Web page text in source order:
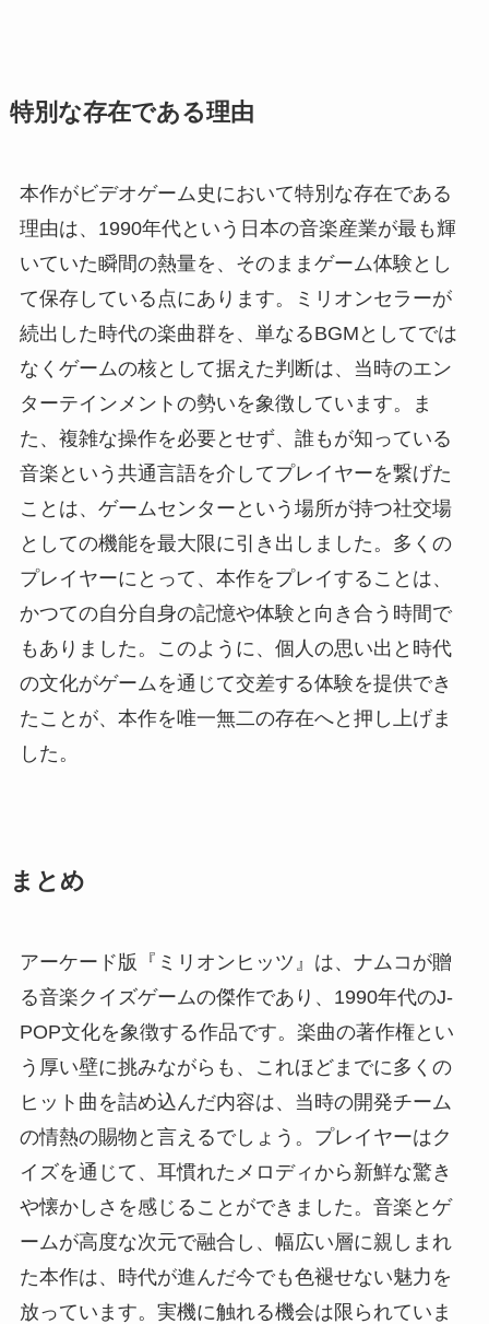
特別な存在である理由
本作がビデオゲーム史において特別な存在である
理由は、1990年代という日本の音楽産業が最も輝
いていた瞬間の熱量を、そのままゲーム体験とし
て保存している点にあります。ミリオンセラーが
続出した時代の楽曲群を、単なるBGMとしてでは
なくゲームの核として据えた判断は、当時のエン
ターテインメントの勢いを象徴しています。ま
た、複雑な操作を必要とせず、誰もが知っている
音楽という共通言語を介してプレイヤーを繋げた
ことは、ゲームセンターという場所が持つ社交場
としての機能を最大限に引き出しました。多くの
プレイヤーにとって、本作をプレイすることは、
かつての自分自身の記憶や体験と向き合う時間で
もありました。このように、個人の思い出と時代
の文化がゲームを通じて交差する体験を提供でき
たことが、本作を唯一無二の存在へと押し上げま
した。
まとめ
アーケード版『ミリオンヒッツ』は、ナムコが贈
る音楽クイズゲームの傑作であり、1990年代のJ-
POP文化を象徴する作品です。楽曲の著作権とい
う厚い壁に挑みながらも、これほどまでに多くの
ヒット曲を詰め込んだ内容は、当時の開発チーム
の情熱の賜物と言えるでしょう。プレイヤーはク
イズを通じて、耳慣れたメロディから新鮮な驚き
や懐かしさを感じることができました。音楽とゲ
ームが高度な次元で融合し、幅広い層に親しまれ
た本作は、時代が進んだ今でも色褪せない魅力を
放っています。実機に触れる機会は限られていま